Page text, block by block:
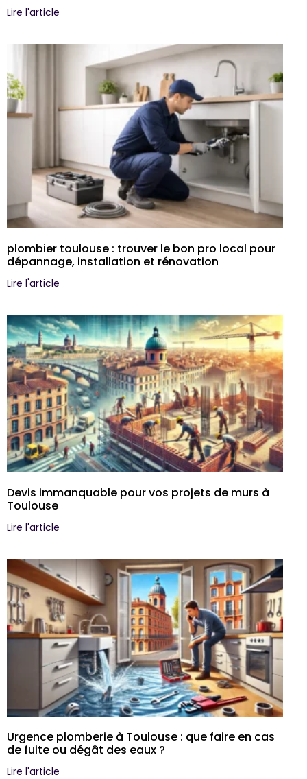
Lire l'article
plombier toulouse : trouver le bon pro local pour
dépannage, installation et rénovation
Lire l'article
Devis immanquable pour vos projets de murs à
Toulouse
Lire l'article
Urgence plomberie à Toulouse : que faire en cas
de fuite ou dégât des eaux ?
Lire l'article